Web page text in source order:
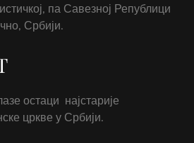
па Савезној Републици
Србији.
остаци најстарије
цркве у Србији.